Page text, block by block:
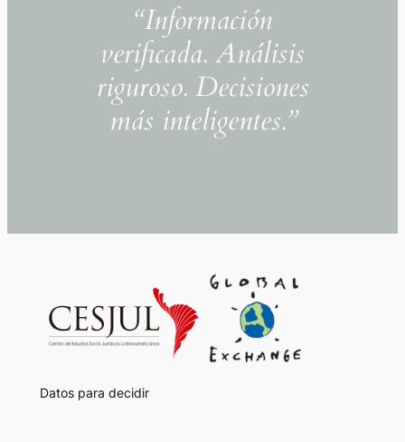
“Información
verificada. Análisis
riguroso. Decisiones
más inteligentes.”
Datos para decidir